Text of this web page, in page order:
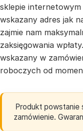
sklepie
wskazany adres jak
zajmie nam
zaksięgowania
wskazany w
roboczych od
Produkt powstanie
zamówienie.